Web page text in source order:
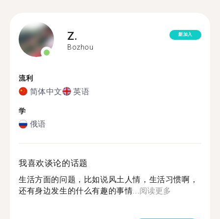
Z.
Bozhou
新加入
流利
简体中文 英语
学
俄语
我喜欢谈论的话题
生活方面的问题，比如说风土人情，生活习惯啊，
还有身边发生的什么有趣的事情...阅读更多